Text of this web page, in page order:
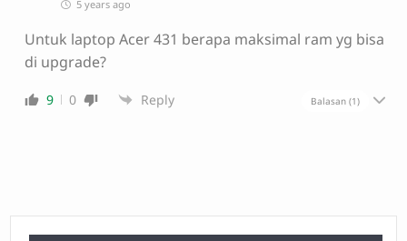
5 years ago
Untuk laptop Acer 431 berapa maksimal ram yg bisa
di upgrade?
9 0 Reply Balasan (1)